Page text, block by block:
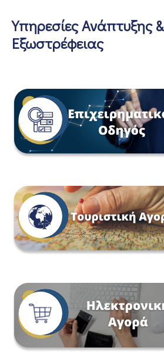
Υπηρεσίες Ανάπτυξης &
Εξωστρέφειας